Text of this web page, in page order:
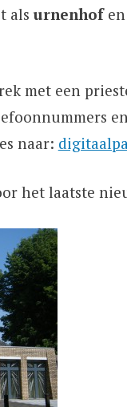
als urnenhofen
met een
naar:
het laatste